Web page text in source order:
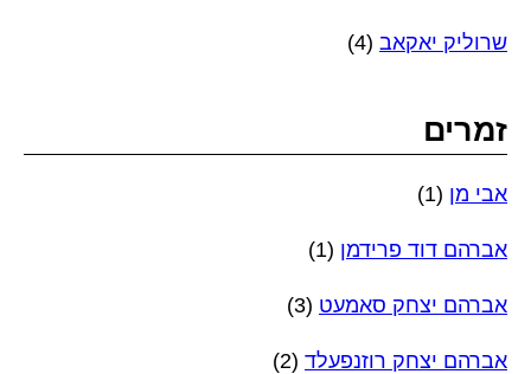
שרוליק יאקאב (4)
זמרים
אבי מן (1)
אברהם דוד פרידמן (1)
אברהם יצחק סאמעט (3)
אברהם יצחק רוזנפעלד (2)